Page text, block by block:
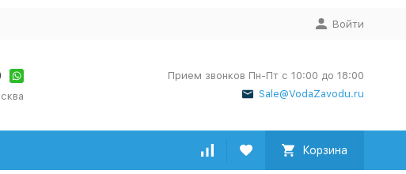
Войти
Прием звонков Пн-Пт с 10:00 до 18:00
Sale@VodaZavodu.ru
Корзина